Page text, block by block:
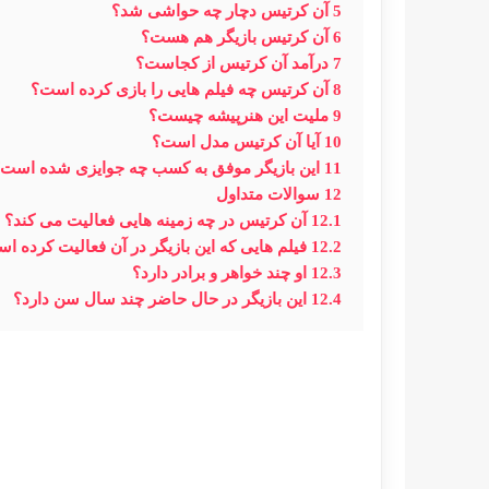
5 آن کرتیس دچار چه حواشی شد؟
6 آن کرتیس بازیگر هم هست؟
7 درآمد آن کرتیس از کجاست؟
8 آن کرتیس چه فیلم هایی را بازی کرده است؟
9 ملیت این هنرپیشه چیست؟
10 آیا آن کرتیس مدل است؟
11 این بازیگر موفق به کسب چه جوایزی شده
12 سوالات متداول
12.1 آن کرتیس در چه زمینه هایی فعالیت می کند؟
12.2 فیلم هایی که این بازیگر در آن فعالیت کرده
12.3 او چند خواهر و برادر دارد؟
12.4 این بازیگر در حال حاضر چند سال سن دارد؟